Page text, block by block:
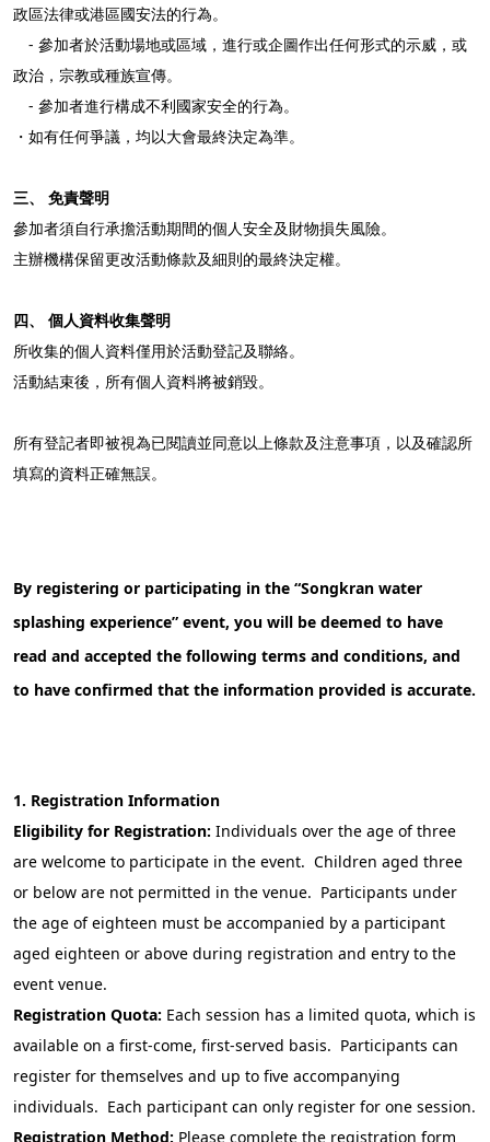
政區法律或港區國安法的行為。
- 參加者於活動場地或區域 ，進行或企圖作出任何形式的示威，或
政治，宗教或種族宣傳。
- 參加者進行構成不利國家安全的行為。
・如有任何爭議， 均以大會最終決定為準。
三、 免責聲明
參加者須自行承擔活動期間的個人安全及財物損失風險。
主辦機構保留更改活動條款及細則的最終決定權。
四、 個人資料收集聲明
所收集的個人資料僅用於活動登記及聯絡。
活動結束後，所有個人資料將被銷毀。
所有登記者即被視為已閱讀並同意以上條款及注意事項，以及確認所
填寫的資料正確無誤。
By registering or participating in the “Songkran water
splashing experience” event, you will be deemed to have
read and accepted the following terms and conditions, and
to have confirmed that the information provided is accurate.
1. Registration Information
Eligibility for Registration: Individuals over the age of three
are welcome to participate in the event. Children aged three
or below are not permitted in the venue. Participants under
the age of eighteen must be accompanied by a participant
aged eighteen or above during registration and entry to the
event venue.
Registration Quota: Each session has a limited quota, which is
available on a first-come, first-served basis. Participants can
register for themselves and up to five accompanying
individuals. Each participant can only register for one session.
Registration Method: Please complete the registration form